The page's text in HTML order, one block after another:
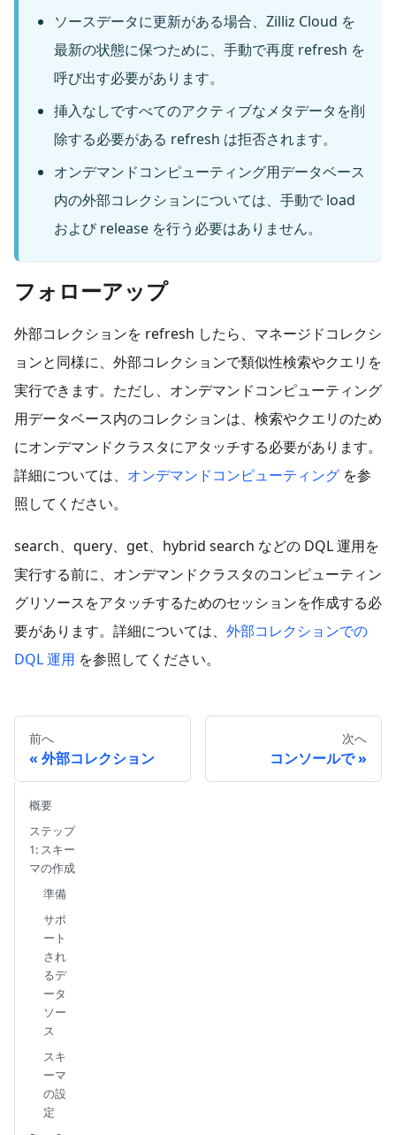
ソースデータに更新がある場合、Zilliz Cloud を
最新の状態に保つために、手動で再度 refresh を
呼び出す必要があります。
挿入なしですべてのアクティブなメタデータを削
除する必要がある refresh は拒否されます。
オンデマンドコンピューティング用データベース
内の外部コレクションについては、手動で load
および release を行う必要はありません。
フォローアップ
外部コレクションを refresh したら、マネージドコレクシ
ョンと同様に、外部コレクションで類似性検索やクエリを
実行できます。ただし、オンデマンドコンピューティング
用データベース内のコレクションは、検索やクエリのため
にオンデマンドクラスタにアタッチする必要があります。
詳細については、 オンデマンドコンピューティング を参
照してください。
search、query、get、hybrid search などの DQL 運用を
実行する前に、オンデマンドクラスタのコンピューティン
グリソースをアタッチするためのセッションを作成する必
要があります。詳細については、 外部コレクションでの
DQL 運用 を参照してください。
前へ
外部コレクション
次へ
コンソールで
概要
ステップ
1: スキー
マの作成
準備
サポ
ート
され
るデ
ータ
ソー
ス
スキ
ーマ
の設
定